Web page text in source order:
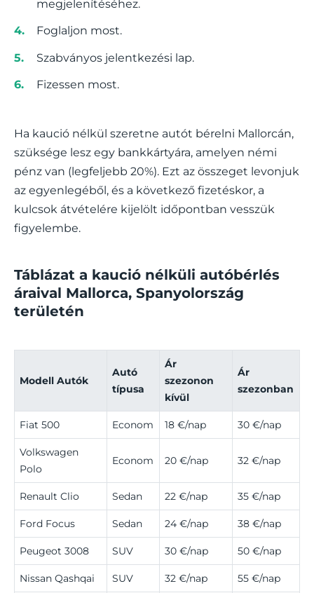
megjelenítéséhez.
Foglaljon most.
Szabványos jelentkezési lap.
Fizessen most.
Ha kaució nélkül szeretne autót bérelni Mallorcán,
szüksége lesz egy bankkártyára, amelyen némi
pénz van (legfeljebb 20%). Ezt az összeget levonjuk
az egyenlegéből, és a következő fizetéskor, a
kulcsok átvételére kijelölt időpontban vesszük
figyelembe.
Táblázat a kaució nélküli autóbérlés
áraival Mallorca, Spanyolország
területén
Modell Autók
Autó
típusa
Ár
szezonon
kívül
Ár
szezonban
Fiat 500 Econom 18 €/nap 30 €/nap
Volkswagen
Polo
Econom 20 €/nap 32 €/nap
Renault Clio Sedan 22 €/nap 35 €/nap
Ford Focus Sedan 24 €/nap 38 €/nap
Peugeot 3008 SUV 30 €/nap 50 €/nap
Nissan Qashqai SUV 32 €/nap 55 €/nap